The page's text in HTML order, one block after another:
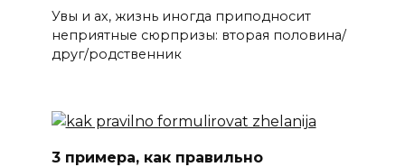
Увы и ах, жизнь иногда приподносит
неприятные сюрпризы: вторая половина/
друг/родственник
3 примера, как правильно